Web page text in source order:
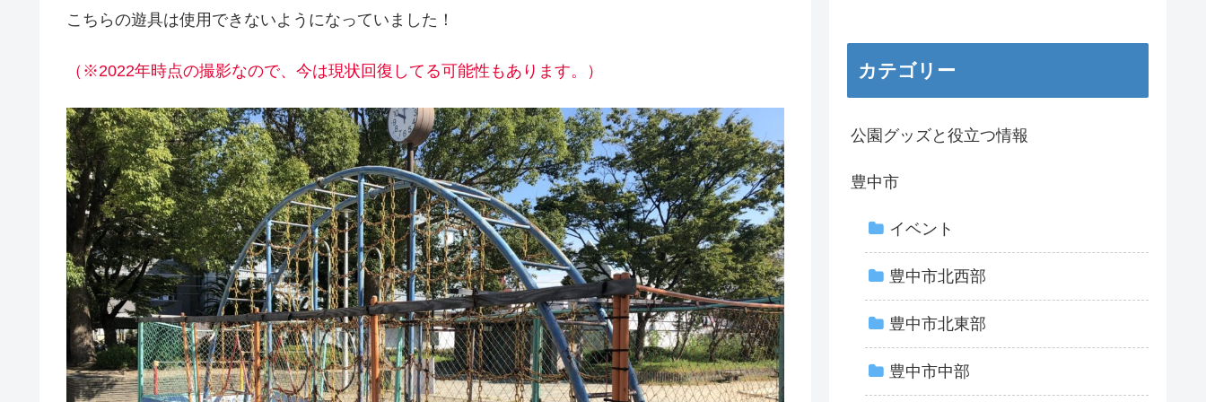
こちらの遊具は使用できないようになっていました！
（※2022年時点の撮影なので、今は現状回復してる可能性もあります。） カテゴリー
公園グッズと役立つ情報
豊中市
イベント
豊中市北西部
豊中市北東部
豊中市中部